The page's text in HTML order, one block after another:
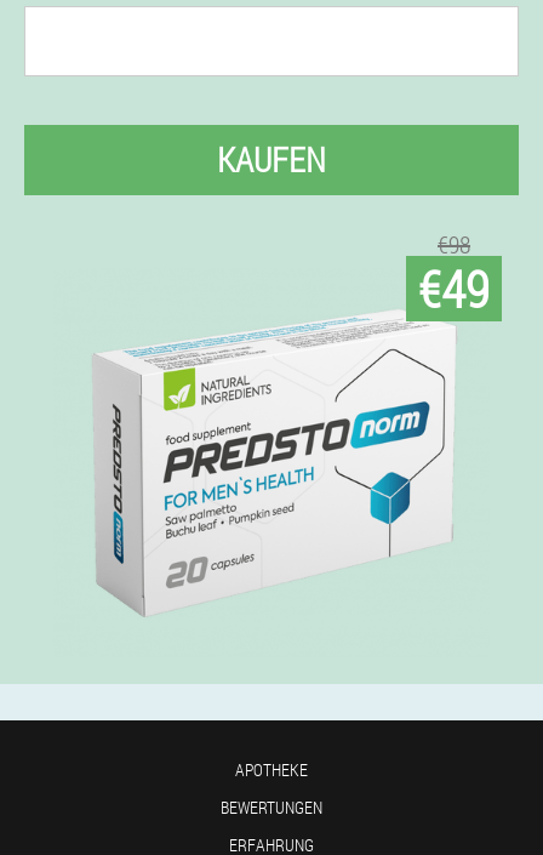
KAUFEN
€98
€49
APOTHEKE
BEWERTUNGEN
ERFAHRUNG